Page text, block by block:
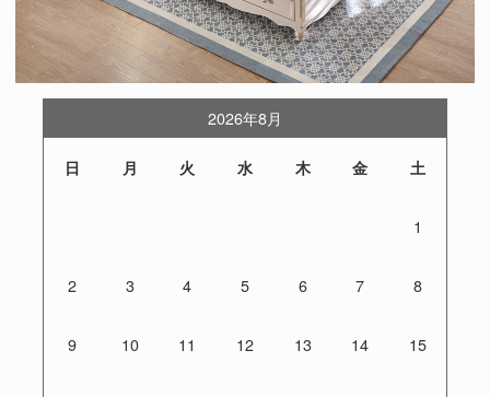
2026年8月
日 月 火 水 木 金 土
1
2 3 4 5 6 7 8
9 10 11 12 13 14 15